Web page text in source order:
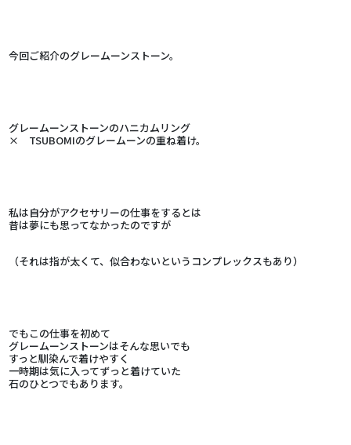
今回ご紹介のグレームーンストーン。
グレームーンストーンのハニカムリング
× TSUBOMIのグレームーンの重ね着け。
私は自分がアクセサリーの仕事をするとは
昔は夢にも思ってなかったのですが
（それは指が太くて、似合わないというコンプレックスもあり）
でもこの仕事を初めて
グレームーンストーンはそんな思いでも
すっと馴染んで着けやすく
一時期は気に入ってずっと着けていた
石のひとつでもあります。